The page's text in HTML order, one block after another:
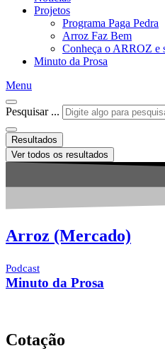
Projetos
Programa Paga Pedra
Arroz Faz Bem
Conheça o ARROZ e
Minuto da Prosa
Menu
Pesquisar ...
Resultados
Ver todos os resultados
Arroz (Mercado)
Podcast
Minuto da Prosa
Cotação